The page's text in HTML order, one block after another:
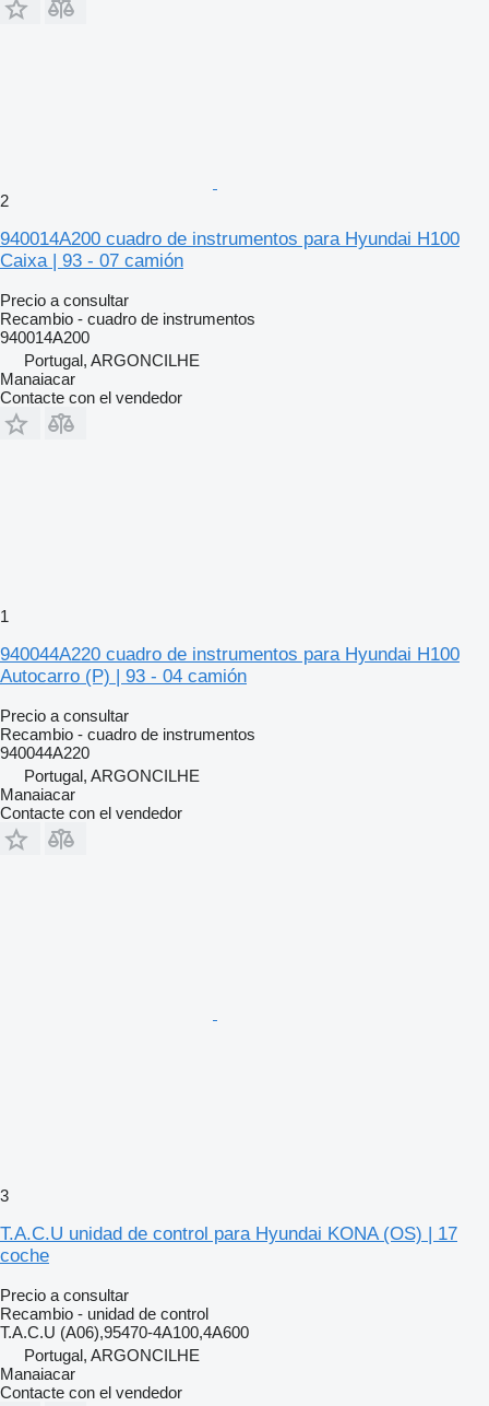
2
940014A200 cuadro de instrumentos para Hyundai H100
Caixa | 93 - 07 camión
Precio a consultar
Recambio - cuadro de instrumentos
940014A200
Portugal, ARGONCILHE
Manaiacar
Contacte con el vendedor
1
940044A220 cuadro de instrumentos para Hyundai H100
Autocarro (P) | 93 - 04 camión
Precio a consultar
Recambio - cuadro de instrumentos
940044A220
Portugal, ARGONCILHE
Manaiacar
Contacte con el vendedor
3
T.A.C.U unidad de control para Hyundai KONA (OS) | 17
coche
Precio a consultar
Recambio - unidad de control
T.A.C.U (A06),95470-4A100,4A600
Portugal, ARGONCILHE
Manaiacar
Contacte con el vendedor